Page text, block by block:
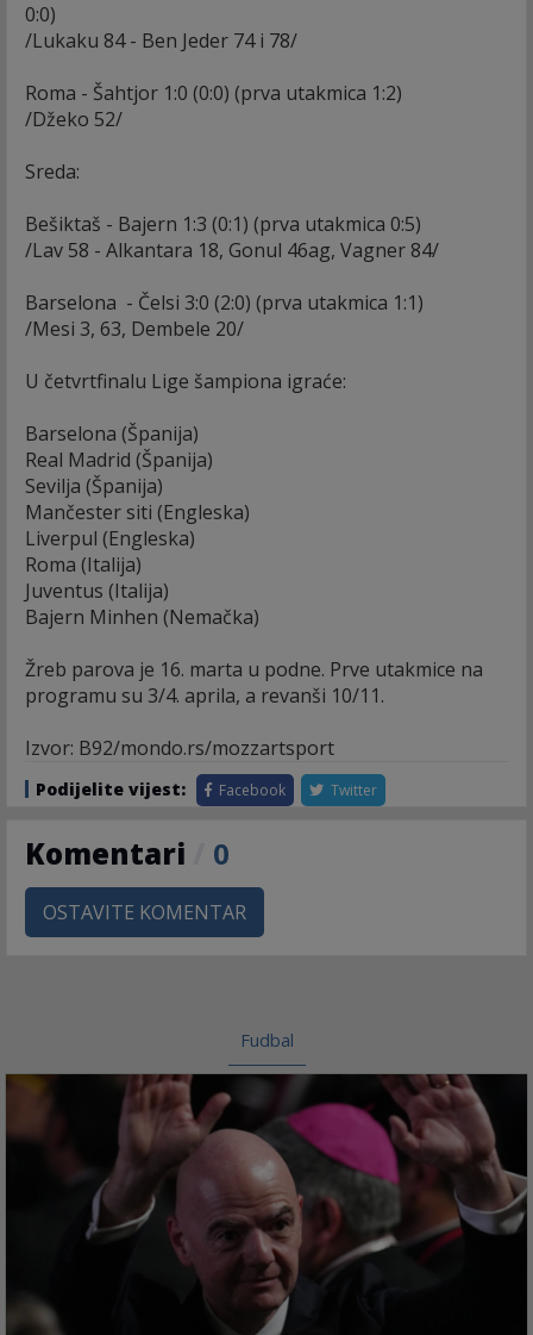
0:0)
/Lukaku 84 - Ben Jeder 74 i 78/
Roma - Šahtjor 1:0 (0:0) (prva utakmica 1:2)
/Džeko 52/
Sreda:
Bešiktaš - Bajern 1:3 (0:1) (prva utakmica 0:5)
/Lav 58 - Alkantara 18, Gonul 46ag, Vagner 84/
Barselona - Čelsi 3:0 (2:0) (prva utakmica 1:1)
/Mesi 3, 63, Dembele 20/
U četvrtfinalu Lige šampiona igraće:
Barselona (Španija)
Real Madrid (Španija)
Sevilja (Španija)
Mančester siti (Engleska)
Liverpul (Engleska)
Roma (Italija)
Juventus (Italija)
Bajern Minhen (Nemačka)
Žreb parova je 16. marta u podne. Prve utakmice na
programu su 3/4. aprila, a revanši 10/11.
Izvor: B92/mondo.rs/mozzartsport
Podijelite vijest: Facebook Twitter
Komentari 0
OSTAVITE KOMENTAR
Fudbal